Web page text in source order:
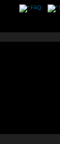
FAQ